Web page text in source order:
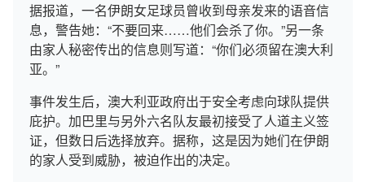
据报道，一名伊朗女足球员曾收到母亲发来的语音信
息，警告她：“不要回来……他们会杀了你。”另一条
由家人秘密传出的信息则写道：“你们必须留在澳大利
亚。”
事件发生后，澳大利亚政府出于安全考虑向球队提供
庇护。加巴里与另外六名队友最初接受了人道主义签
证，但数日后选择放弃。据称，这是因为她们在伊朗
的家人受到威胁，被迫作出的决定。